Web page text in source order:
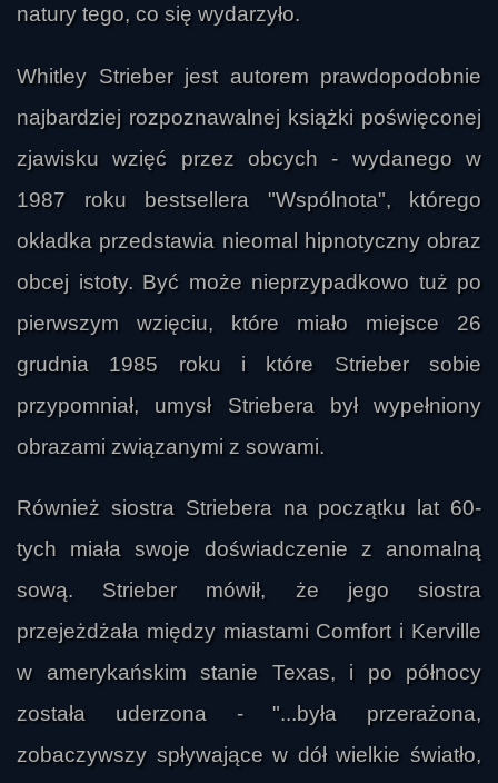
natury tego, co się wydarzyło.
Whitley Strieber jest autorem prawdopodobnie
najbardziej rozpoznawalnej książki poświęconej
zjawisku wzięć przez obcych - wydanego w
1987 roku bestsellera "Wspólnota", którego
okładka przedstawia nieomal hipnotyczny obraz
obcej istoty. Być może nieprzypadkowo tuż po
pierwszym wzięciu, które miało miejsce 26
grudnia 1985 roku i które Strieber sobie
przypomniał, umysł Striebera był wypełniony
obrazami związanymi z sowami.
Również siostra Striebera na początku lat 60-
tych miała swoje doświadczenie z anomalną
sową. Strieber mówił, że jego siostra
przejeżdżała między miastami Comfort i Kerville
w amerykańskim stanie Texas, i po północy
została uderzona - "...była przerażona,
zobaczywszy spływające w dół wielkie światło,